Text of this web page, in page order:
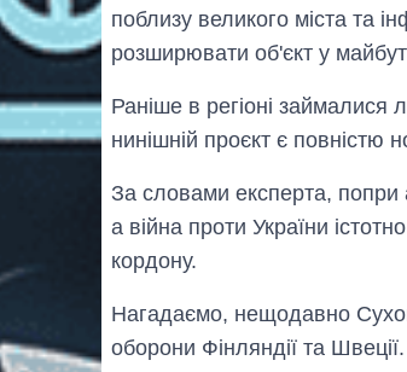
поблизу великого міста та
розширювати об'єкт у
Раніше в регіоні займалися
нинішній проєкт є повністю
За словами експерта, попри
а війна проти України
кордону.
Нагадаємо, нещодавно
оборони Фінляндії та